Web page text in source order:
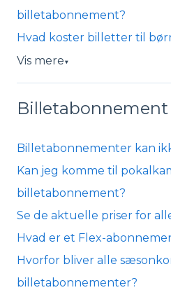
billetabonnement?
Hvad koster billetter til
Vis mere▼
Billetabonnement
Billetabonnementer kan
Kan jeg komme til
billetabonnement?
Se de aktuelle priser for
Hvad er et Flex-
Hvorfor bliver alle
billetabonnementer?